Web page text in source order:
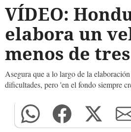
VÍDEO:
elabora un
menos de
Asegura que a lo largo de la
dificultades, pero 'en el fondo siempre